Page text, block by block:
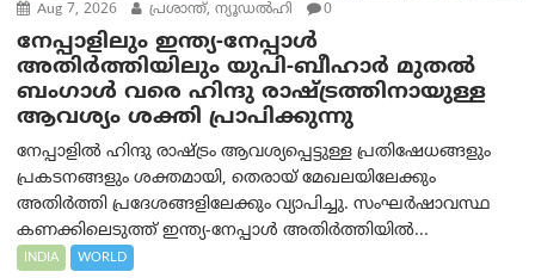
Aug 7, 2026 പ്രശാന്ത്, ന്യൂഡല്‍ഹി 0
നേപ്പാളിലും ഇന്ത്യ-നേപ്പാൾ
അതിർത്തിയിലും യുപി-ബീഹാർ മുതൽ
ബംഗാൾ വരെ ഹിന്ദു രാഷ്ട്രത്തിനായുള്ള
ആവശ്യം ശക്തി പ്രാപിക്കുന്നു
നേപ്പാളിൽ ഹിന്ദു രാഷ്ട്രം ആവശ്യപ്പെട്ടുള്ള പ്രതിഷേധങ്ങളും
പ്രകടനങ്ങളും ശക്തമായി, തെരായ് മേഖലയിലേക്കും
അതിർത്തി പ്രദേശങ്ങളിലേക്കും വ്യാപിച്ചു. സംഘർഷാവസ്ഥ
കണക്കിലെടുത്ത് ഇന്ത്യ-നേപ്പാൾ അതിർത്തിയിൽ...
INDIA WORLD